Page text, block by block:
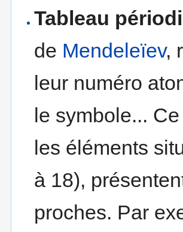
Tableau
de Mendeleïev,
leur numéro
le symbole...
les éléments
à 18),
proches. Par